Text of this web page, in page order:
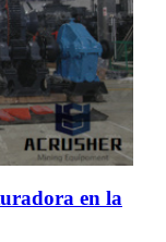
en la